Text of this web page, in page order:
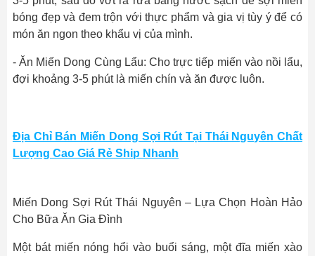
bóng đẹp và đem trộn với thực phẩm và gia vị tùy ý để có
món ăn ngon theo khẩu vị của mình.
- Ăn Miến Dong Cùng Lẩu: Cho trực tiếp miến vào nồi lẩu,
đợi khoảng 3-5 phút là miến chín và ăn được luôn.
Địa Chỉ Bán Miến Dong Sợi Rút Tại Thái Nguyên Chất
Lượng Cao Giá Rẻ Ship Nhanh
Miến Dong Sợi Rút Thái Nguyên – Lựa Chọn Hoàn Hảo
Cho Bữa Ăn Gia Đình
Một bát miến nóng hổi vào buổi sáng, một đĩa miến xào